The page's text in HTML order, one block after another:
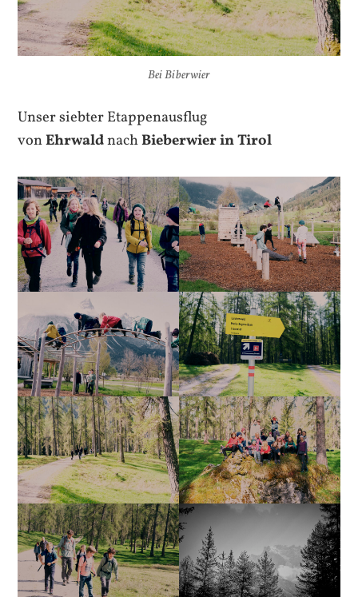
Bei Biberwier
Unser siebter Etappenausflug
vonEhrwaldnachBieberwier in Tirol